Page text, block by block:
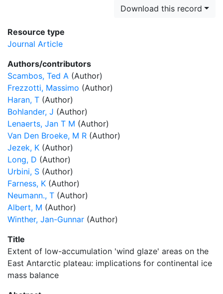
Download this record
Resource type
Journal Article
Authors/contributors
Scambos, Ted A (Author)
Frezzotti, Massimo (Author)
Haran, T (Author)
Bohlander, J (Author)
Lenaerts, Jan T M (Author)
Van Den Broeke, M R (Author)
Jezek, K (Author)
Long, D (Author)
Urbini, S (Author)
Farness, K (Author)
Neumann., T (Author)
Albert, M (Author)
Winther, Jan-Gunnar (Author)
Title
Extent of low-accumulation 'wind glaze' areas on the
East Antarctic plateau: implications for continental ice
mass balance